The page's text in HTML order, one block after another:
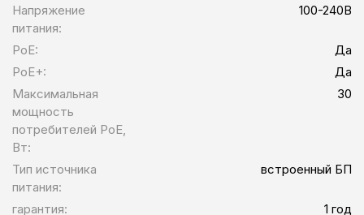
Напряжение
питания:
100-240В
PoE:
Да
PoE+:
Да
Максимальная
мощность
потребителей PoE,
Вт:
30
Тип источника
питания:
встроенный БП
гарантия:
1 год